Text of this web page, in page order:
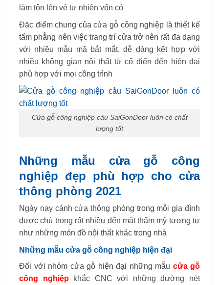
làm tôn lên vẻ tự nhiên vốn có
Đặc điểm chung của cửa gỗ công nghiệp là thiết kế
tấm phẳng nên việc trang trí cửa trở nên rất đa dạng
với nhiều mẫu mã bắt mắt, dễ dàng kết hợp với
nhiều không gian nội thất từ cổ điển đến hiện đại
phù hợp với mọi công trình
Cửa gỗ công nghiệp cảu SaiGonDoor luôn có chất
lượng tốt
Những mẫu cửa gỗ công
nghiệp đẹp phù hợp cho cửa
thông phòng 2021
Ngày nay cánh cửa thông phòng trong mỗi gia đình
được chú trọng rất nhiều đến mặt thẩm mỹ tương tự
như những món đồ nội thất khác trong nhà
Những mẫu cửa gỗ công nghiệp hiện đại
Đối với nhóm cửa gỗ hiện đại những mẫu cửa gỗ
công nghiệpkhắc CNC với những đường nét